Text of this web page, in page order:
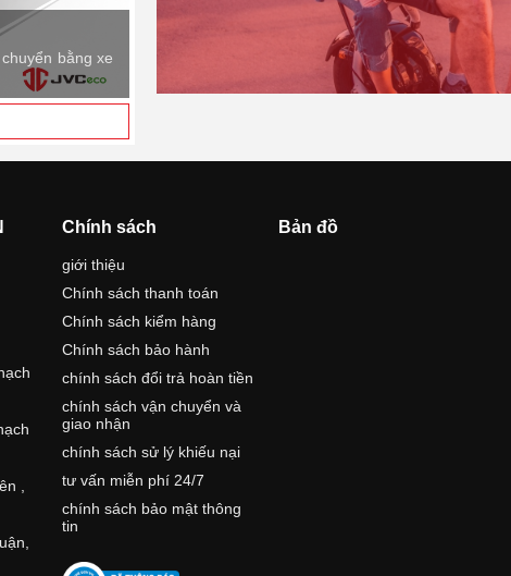
bằng xe
,
Chính sách
giới thiệu
Chính sách thanh toán
Chính sách kiểm hàng
Chính sách bảo hành
chính sách đổi trả hoàn tiền
chính sách vận chuyển và
giao nhận
chính sách sử lý khiếu nại
tư vấn miễn phí 24/7
chính sách bảo mật thông
tin
Bản đồ